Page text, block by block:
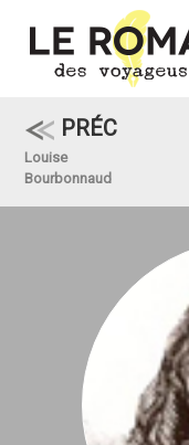
PRÉC
Louise
Bourbonnaud